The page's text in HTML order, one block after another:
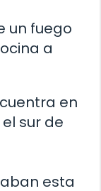
un fuego
a
en
sur de
esta